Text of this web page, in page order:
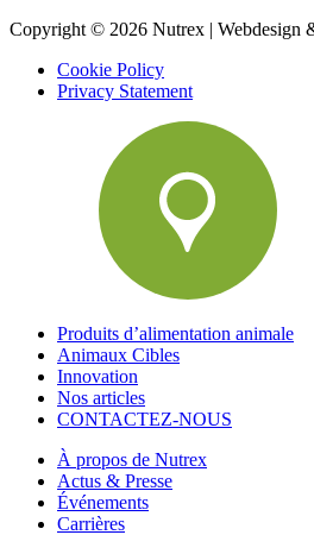
Copyright © 2026 Nutrex | Webdesign
Cookie Policy
Privacy Statement
Produits d’alimentation animale
Animaux Cibles
Innovation
Nos articles
CONTACTEZ-NOUS
À propos de Nutrex
Actus & Presse
Événements
Carrières